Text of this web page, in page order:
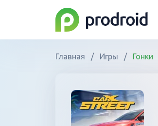
Главная / Игры / Гонки